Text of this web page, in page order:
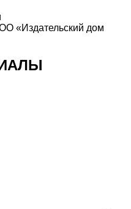
«Издательский дом